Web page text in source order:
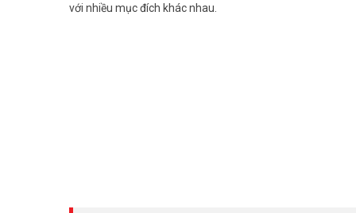
với nhiều mục đích khác nhau.